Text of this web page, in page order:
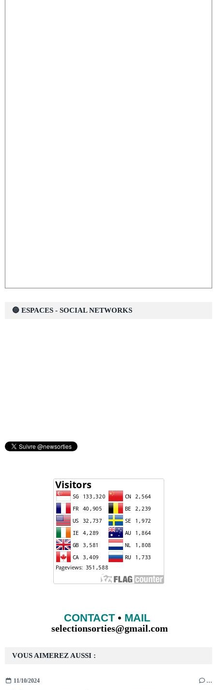
VOUS AIMEREZ AUSSI :
11/10/2024 …
🔵 ESPACES - SOCIAL NETWORKS
CONTACT• MAIL
selectionsorties@gmail.com